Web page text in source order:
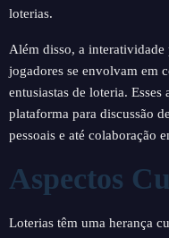
loterias.
Além disso, a
jogadores se envolvam em
entusiastas de loteria.
plataforma para discussão
pessoais e até colaboração
Aspectos
Loterias têm uma herança